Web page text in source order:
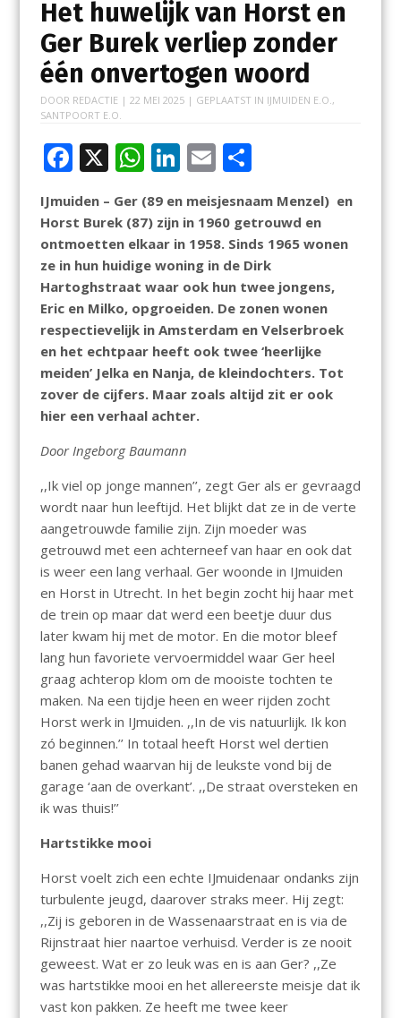
Het huwelijk van Horst en
Ger Burek verliep zonder
één onvertogen woord
DOOR REDACTIE | 22 MEI 2025| GEPLAATST IN IJMUIDEN E.O. ,
SANTPOORT E.O.
F
ac
e
b
o
o
k
X W
at
s
A
p
p
Li
k
e
dI
n
E
m
ai
l
D
e
n
IJmuiden – Ger (89 en meisjesnaam Menzel) en
Horst Burek (87) zijn in 1960 getrouwd en
ontmoetten elkaar in 1958. Sinds 1965 wonen
ze in hun huidige woning in de Dirk
Hartoghstraat waar ook hun twee jongens,
Eric en Milko, opgroeiden. De zonen wonen
respectievelijk in Amsterdam en Velserbroek
en het echtpaar heeft ook twee ‘heerlijke
meiden’ Jelka en Nanja, de kleindochters. Tot
zover de cijfers. Maar zoals altijd zit er ook
hier een verhaal achter.
Door Ingeborg Baumann
,,Ik viel op jonge mannen’’, zegt Ger als er gevraagd
wordt naar hun leeftijd. Het blijkt dat ze in de verte
aangetrouwde familie zijn. Zijn moeder was
getrouwd met een achterneef van haar en ook dat
is weer een lang verhaal. Ger woonde in IJmuiden
en Horst in Utrecht. In het begin zocht hij haar met
de trein op maar dat werd een beetje duur dus
later kwam hij met de motor. En die motor bleef
lang hun favoriete vervoermiddel waar Ger heel
graag achterop klom om de mooiste tochten te
maken. Na een tijdje heen en weer rijden zocht
Horst werk in IJmuiden. ,,In de vis natuurlijk. Ik kon
zó beginnen.’’ In totaal heeft Horst wel dertien
banen gehad waarvan hij de leukste vond bij de
garage ‘aan de overkant’. ,,De straat oversteken en
ik was thuis!’’
Hartstikke mooi
Horst voelt zich een echte IJmuidenaar ondanks zijn
turbulente jeugd, daarover straks meer. Hij zegt:
,,Zij is geboren in de Wassenaarstraat en is via de
Rijnstraat hier naartoe verhuisd. Verder is ze nooit
geweest. Wat er zo leuk was en is aan Ger? ,,Ze
was hartstikke mooi en het allereerste meisje dat ik
vast kon pakken. Ze heeft me twee keer